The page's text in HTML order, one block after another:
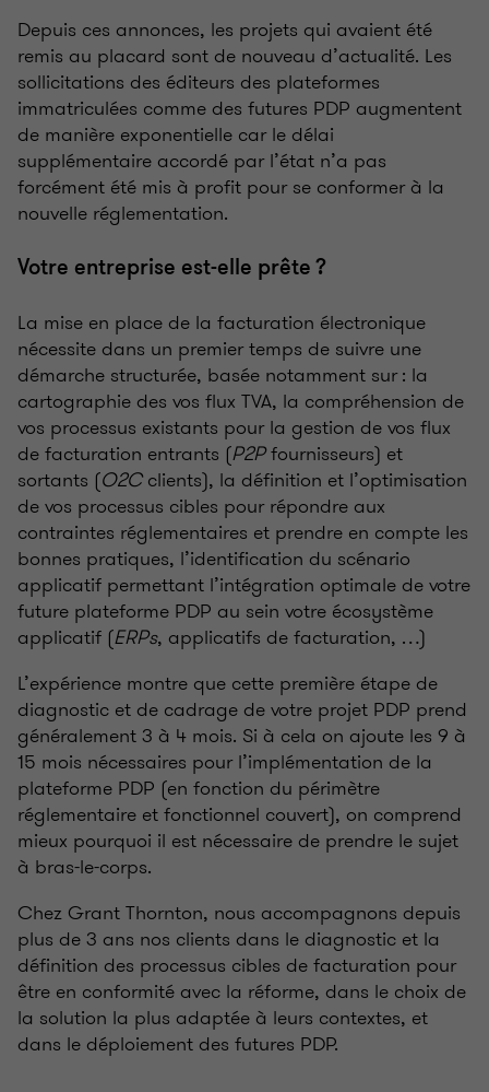
Depuis ces annonces, les projets qui avaient été
remis au placard sont de nouveau d’actualité. Les
sollicitations des éditeurs des plateformes
immatriculées comme des futures PDP augmentent
de manière exponentielle car le délai
supplémentaire accordé par l’état n’a pas
forcément été mis à profit pour se conformer à la
nouvelle réglementation.
Votre entreprise est-elle prête ?
La mise en place de la facturation électronique
nécessite dans un premier temps de suivre une
démarche structurée, basée notamment sur : la
cartographie des vos flux TVA, la compréhension de
vos processus existants pour la gestion de vos flux
de facturation entrants (P2Pfournisseurs) et
sortants (O2Cclients), la définition et l’optimisation
de vos processus cibles pour répondre aux
contraintes réglementaires et prendre en compte les
bonnes pratiques, l’identification du scénario
applicatif permettant l’intégration optimale de votre
future plateforme PDP au sein votre écosystème
applicatif (ERPs, applicatifs de facturation, …)
L’expérience montre que cette première étape de
diagnostic et de cadrage de votre projet PDP prend
généralement 3 à 4 mois. Si à cela on ajoute les 9 à
15 mois nécessaires pour l’implémentation de la
plateforme PDP (en fonction du périmètre
réglementaire et fonctionnel couvert), on comprend
mieux pourquoi il est nécessaire de prendre le sujet
à bras-le-corps.
Chez Grant Thornton, nous accompagnons depuis
plus de 3 ans nos clients dans le diagnostic et la
définition des processus cibles de facturation pour
être en conformité avec la réforme, dans le choix de
la solution la plus adaptée à leurs contextes, et
dans le déploiement des futures PDP.